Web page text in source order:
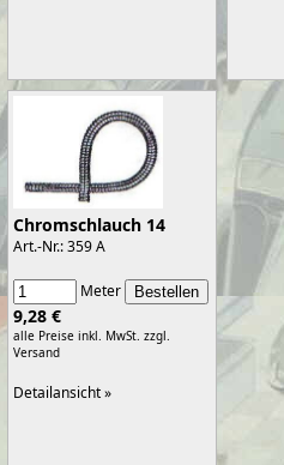
Chromschlauch 14
Art.-Nr.: 359 A
Meter
9,28 €
alle Preise inkl. MwSt. zzgl.
Versand
Detailansicht »